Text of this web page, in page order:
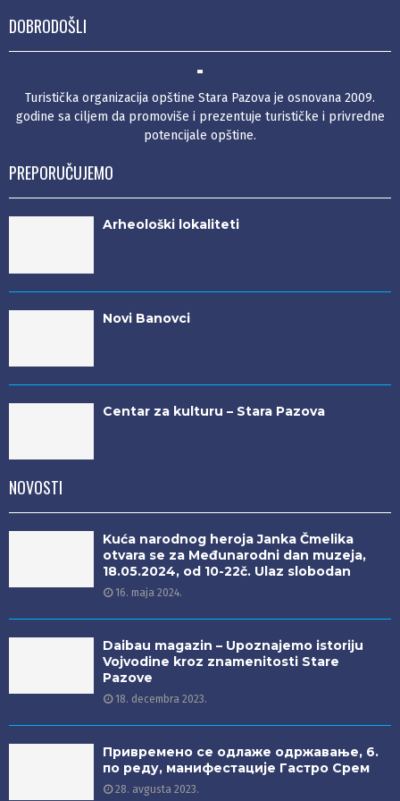
DOBRODOŠLI
Turistička organizacija opštine Stara Pazova je osnovana 2009.
godine sa ciljem da promoviše i prezentuje turističke i privredne
potencijale opštine.
PREPORUČUJEMO
Arheološki lokaliteti
Novi Banovci
Centar za kulturu – Stara Pazova
NOVOSTI
Kuća narodnog heroja Janka Čmelika
otvara se za Međunarodni dan muzeja,
18.05.2024, od 10-22č. Ulaz slobodan
16. maja 2024.
Daibau magazin – Upoznajemo istoriju
Vojvodine kroz znamenitosti Stare
Pazove
18. decembra 2023.
Привремено се одлаже одржавање, 6.
по реду, манифестације Гастро Срем
28. avgusta 2023.